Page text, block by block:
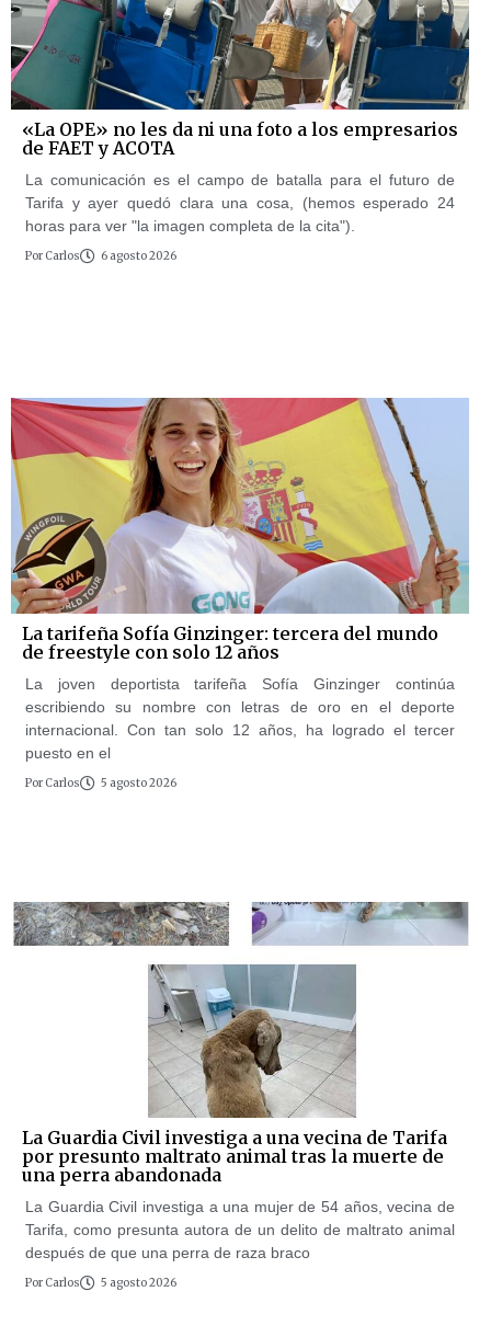
«La OPE» no les da ni una foto a los empresarios
de FAET y ACOTA
La comunicación es el campo de batalla para el futuro de
Tarifa y ayer quedó clara una cosa, (hemos esperado 24
horas para ver "la imagen completa de la cita").
Por Carlos 6 agosto 2026
La tarifeña Sofía Ginzinger: tercera del mundo
de freestyle con solo 12 años
La joven deportista tarifeña Sofía Ginzinger continúa
escribiendo su nombre con letras de oro en el deporte
internacional. Con tan solo 12 años, ha logrado el tercer
puesto en el
Por Carlos 5 agosto 2026
La Guardia Civil investiga a una vecina de Tarifa
por presunto maltrato animal tras la muerte de
una perra abandonada
La Guardia Civil investiga a una mujer de 54 años, vecina de
Tarifa, como presunta autora de un delito de maltrato animal
después de que una perra de raza braco
Por Carlos 5 agosto 2026